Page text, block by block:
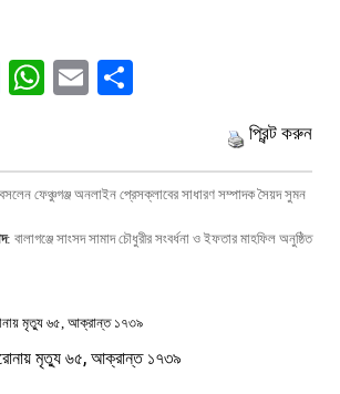
Messenger
WhatsApp
Email
প্রিন্ট করুন
বসলেন ফেঞ্চুগঞ্জ অনলাইন প্রেসক্লাবের সাধারণ সম্পাদক সৈয়দ সুমন
: বালাগঞ্জে সাংসদ সামাদ চৌধুরীর সংবর্ধনা ও ইফতার মাহফিল অনুষ্ঠিত
মৃত্যু ৬৫, আক্রান্ত ১৭৩৯